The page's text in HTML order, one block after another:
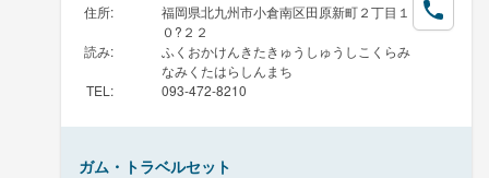
住所:
福岡県北九州市小倉南区田原新町２丁目１
０?２２
読み:
ふくおかけんきたきゅうしゅうしこくらみ
なみくたはらしんまち
TEL : 093-472-8210
ガム・トラベルセット